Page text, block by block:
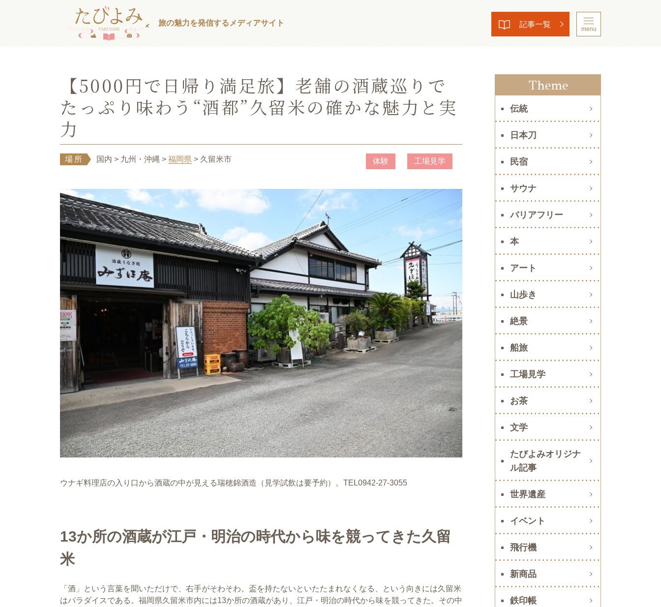
旅の魅力を発信する メディアサイト 記事一覧
menu
【5000円で日帰り満足旅】老舗の酒蔵巡りで
たっぷり味わう“酒都”久留米の確かな魅力と実
力
場所 国内 > 九州・沖縄 >福岡県 > 久留米市 体験 工場見学
ウナギ料理店の入り口から酒蔵の中が見える瑞穂錦酒造（見学試飲は要予約）。TEL0942-27-3055
13か所の酒蔵が江戸・明治の時代から味を競ってきた久留
米
「酒」という言葉を聞いただけで、右手がそわそわ。盃を持たないといたたまれなくなる、という向きには久留米
はパラダイスである。福岡県久留米市内には13か所の酒蔵があり、江戸・明治の時代から味を競ってきた。その中
Theme
伝統
日本刀
民宿
サウナ
バリアフリー
本
アート
山歩き
絶景
船旅
工場見学
お茶
文学
たびよみオリジナ
ル記事
世界遺産
イベント
飛行機
新商品
鉄印帳